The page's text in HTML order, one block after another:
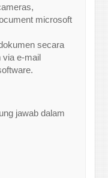
microsoft
secara
via e-mail
jawab dalam